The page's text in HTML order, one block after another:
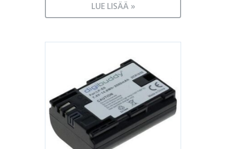
LUE LISÄÄ »